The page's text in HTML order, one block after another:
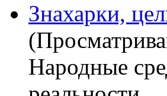
Знахарки,
Народные